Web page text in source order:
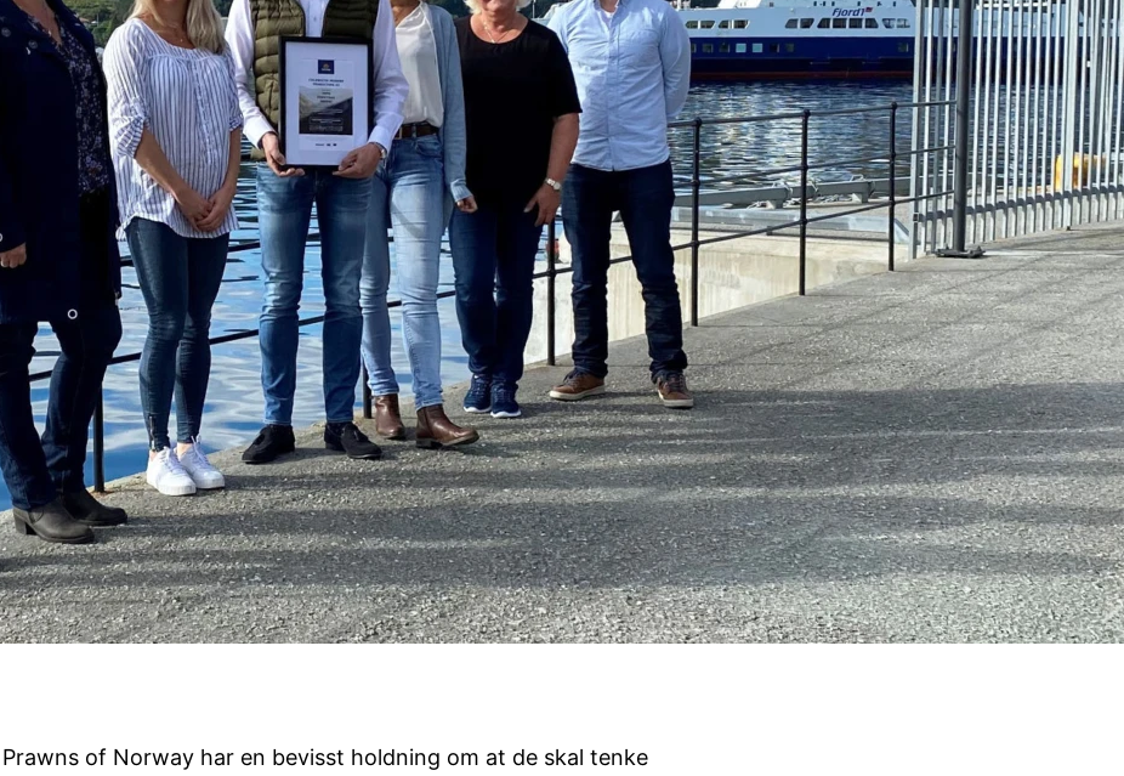
of Norway har en bevisst holdning om at de skal tenke